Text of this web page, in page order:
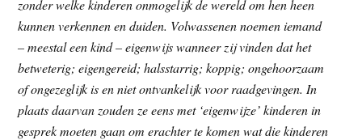
zonder welke kinderen onmogelijk de wereld om hen heen
kunnen verkennen en duiden. Volwassenen noemen iemand
– meestal een kind – eigenwijs wanneer zij vinden dat het
betweterig; eigengereid; halsstarrig; koppig; ongehoorzaam
of ongezeglijk is en niet ontvankelijk voor raadgevingen. In
plaats daarvan zouden ze eens met ‘eigenwijze’ kinderen in
gesprek moeten gaan om erachter te komen wat die kinderen